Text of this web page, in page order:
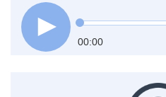
00:00